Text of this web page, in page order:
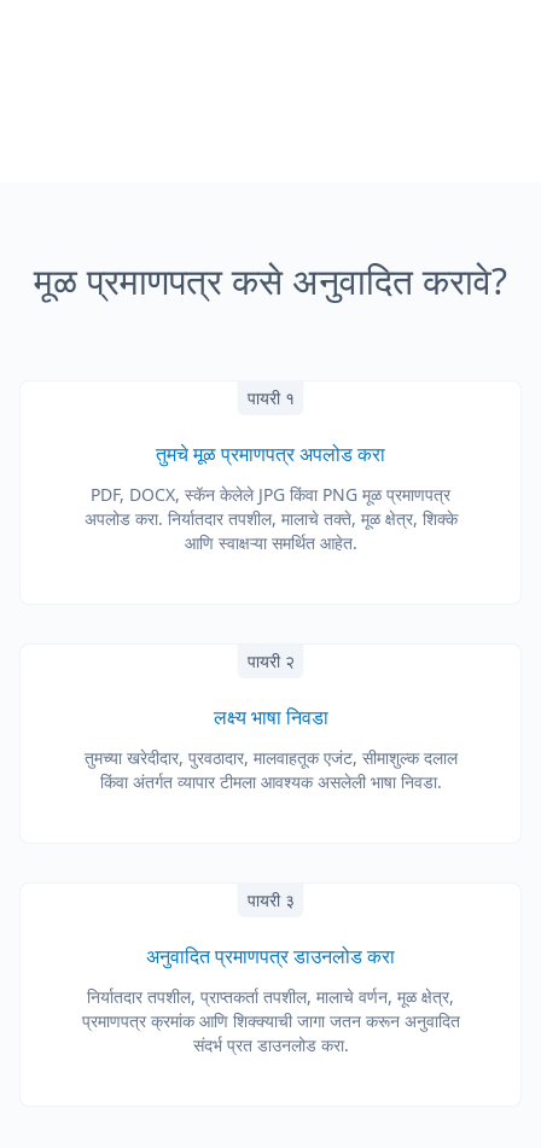
मूळ प्रमाणपत्र कसे अनुवादित करावे?
पायरी १
तुमचे मूळ प्रमाणपत्र अपलोड करा
PDF, DOCX, स्कॅन केलेले JPG किंवा PNG मूळ प्रमाणपत्र
अपलोड करा. निर्यातदार तपशील, मालाचे तक्ते, मूळ क्षेत्र, शिक्के
आणि स्वाक्षऱ्या समर्थित आहेत.
पायरी २
लक्ष्य भाषा निवडा
तुमच्या खरेदीदार, पुरवठादार, मालवाहतूक एजंट, सीमाशुल्क दलाल
किंवा अंतर्गत व्यापार टीमला आवश्यक असलेली भाषा निवडा.
पायरी ३
अनुवादित प्रमाणपत्र डाउनलोड करा
निर्यातदार तपशील, प्राप्तकर्ता तपशील, मालाचे वर्णन, मूळ क्षेत्र,
प्रमाणपत्र क्रमांक आणि शिक्क्याची जागा जतन करून अनुवादित
संदर्भ प्रत डाउनलोड करा.